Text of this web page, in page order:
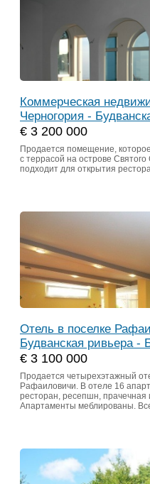
Коммерческая
Черногория -
€ 3 200 000
Продается помещение,
с террасой на острове
подходит для открытия
Отель в поселке
Будванская ривьера -
€ 3 100 000
Продается четырехэтажный
Рафаиловичи. В отеле 16
ресторан, ресепшн,
Апартаменты меблированы.